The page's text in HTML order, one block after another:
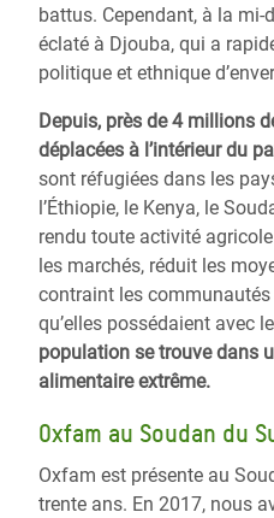
battus. Cependant, à la
éclaté à Djouba, qui a
politique et ethnique
Depuis, près de 4 millions
déplacées à l’intérieur du
sont réfugiées dans les
l’Éthiopie, le Kenya, le
rendu toute activité
les marchés, réduit les
contraint les communautés
qu’elles possédaient avec
population se trouve dans
alimentaire extrême.
Oxfam au Soudan du
Oxfam est présente au
trente ans. En 2017, nous